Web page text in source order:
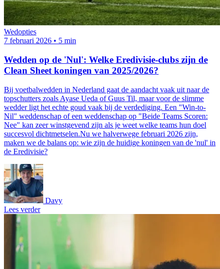
Wedopties
7 februari 2026 • 5 min
Wedden op de 'Nul': Welke Eredivisie-clubs zijn de
Clean Sheet koningen van 2025/2026?
Bij voetbalwedden in Nederland gaat de aandacht vaak uit naar de
topschutters zoals Ayase Ueda of Guus Til, maar voor de slimme
wedder ligt het echte goud vaak bij de verdediging. Een "Win-to-
Nil" weddenschap of een weddenschap op "Beide Teams Scoren:
Nee" kan zeer winstgevend zijn als je weet welke teams hun doel
succesvol dichtmetselen.Nu we halverwege februari 2026 zijn,
maken we de balans op: wie zijn de huidige koningen van de 'nul' in
de Eredivisie?
Davy
Lees verder